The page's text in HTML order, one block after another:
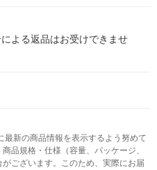
よる返品はお受けできませ
新の商品情報を表示するよう努めて
品規格・仕様（容量、パッケージ、
ございます。このため、実際にお届